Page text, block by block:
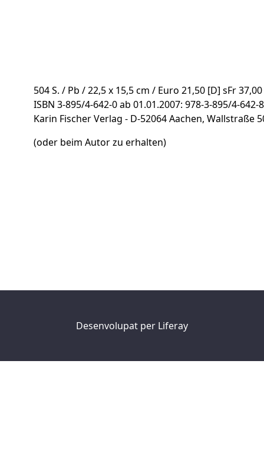
504 S. / Pb / 22,5 x 15,5 cm / Euro 21,50 [D] sFr 37,00
ISBN 3-895/4-642-0 ab 01.01.2007: 978-3-895/4-642-8
​​​​​​​Karin Fischer Verlag - D-52064 Aachen, Wallstraße
(oder beim Autor zu erhalten)
Desenvolupat per Liferay